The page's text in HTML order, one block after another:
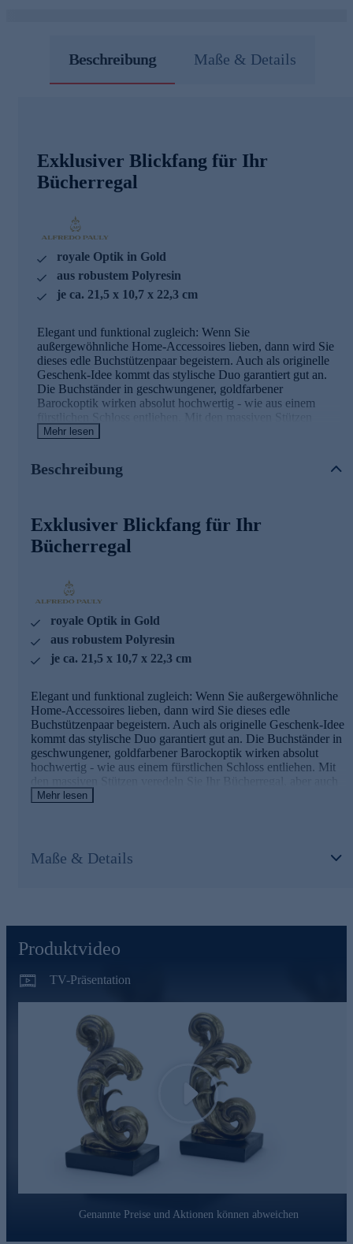
Beschreibung Maße & Details
Exklusiver Blickfang für Ihr
Bücherregal
royale Optik in Gold
aus robustem Polyresin
je ca. 21,5 x 10,7 x 22,3 cm
Elegant und funktional zugleich: Wenn Sie
außergewöhnliche Home-Accessoires lieben, dann wird Sie
dieses edle Buchstützenpaar begeistern. Auch als originelle
Geschenk-Idee kommt das stylische Duo garantiert gut an.
Die Buchständer in geschwungener, goldfarbener
Barockoptik wirken absolut hochwertig - wie aus einem
fürstlichen Schloss entliehen. Mit den massiven Stützen
veredeln Sie Ihr Bücherregal, aber auch CDs, DVDs oder
Gleich hier bequem online bestellen.
Mehr lesen
Beschreibung
Exklusiver Blickfang für Ihr
Bücherregal
royale Optik in Gold
aus robustem Polyresin
je ca. 21,5 x 10,7 x 22,3 cm
Elegant und funktional zugleich: Wenn Sie außergewöhnliche
Home-Accessoires lieben, dann wird Sie dieses edle
Buchstützenpaar begeistern. Auch als originelle Geschenk-Idee
kommt das stylische Duo garantiert gut an. Die Buchständer in
geschwungener, goldfarbener Barockoptik wirken absolut
hochwertig - wie aus einem fürstlichen Schloss entliehen. Mit
den massiven Stützen veredeln Sie Ihr Bücherregal, aber auch
CDs, DVDs oder Schallplatten finden so stilvoll neuen Halt.
Mehr lesen
Maße & Details
Produktvideo
TV-Präsentation
Play
Genannte Preise und Aktionen können abweichen